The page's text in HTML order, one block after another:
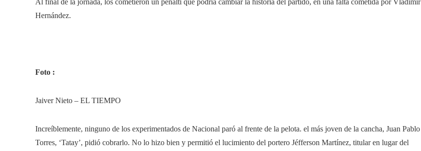
Al final de la jornada, los cometieron un penalti que podría cambiar la historia del partido, en una falta cometida por Vladimir
Hernández.
Foto :
Jaiver Nieto – EL TIEMPO
Increíblemente, ninguno de los experimentados de Nacional paró al frente de la pelota. el más joven de la cancha, Juan Pablo
Torres, ‘Tatay’, pidió cobrarlo. No lo hizo bien y permitió el lucimiento del portero Jéfferson Martínez, titular en lugar del